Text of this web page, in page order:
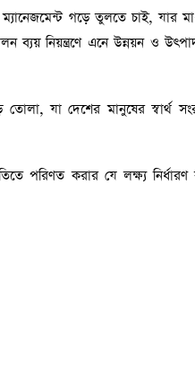
গড়ে তুলতে চাই, যার
ব্যয় নিয়ন্ত্রণে এনে উন্নয়ন ও
যা দেশের মানুষের স্বার্থ
পরিণত করার যে লক্ষ্য নির্ধারণ